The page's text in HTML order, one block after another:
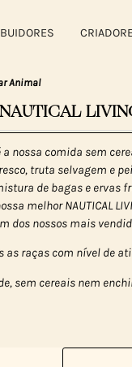
Animal
a nossa comida sem
truta selvagem e
de bagas e ervas
melhor NAUTICAL
dos nossos mais
as raças com nível de
sem cereais nem